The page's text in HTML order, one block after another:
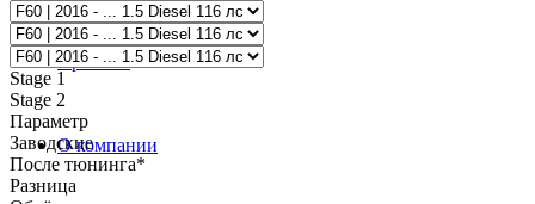
Проекты
О компании
Stage 1
Stage 2
Параметр
Заводские
После тюнинга*
Разница